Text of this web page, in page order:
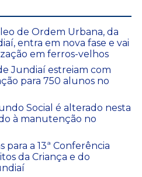
de Ordem Urbana, da
entra em nova fase e vai
em ferros-velhos
Jundiaí estreiam com
para 750 alunos no
Social é alterado nesta
à manutenção no
para a 13ª Conferência
da Criança e do